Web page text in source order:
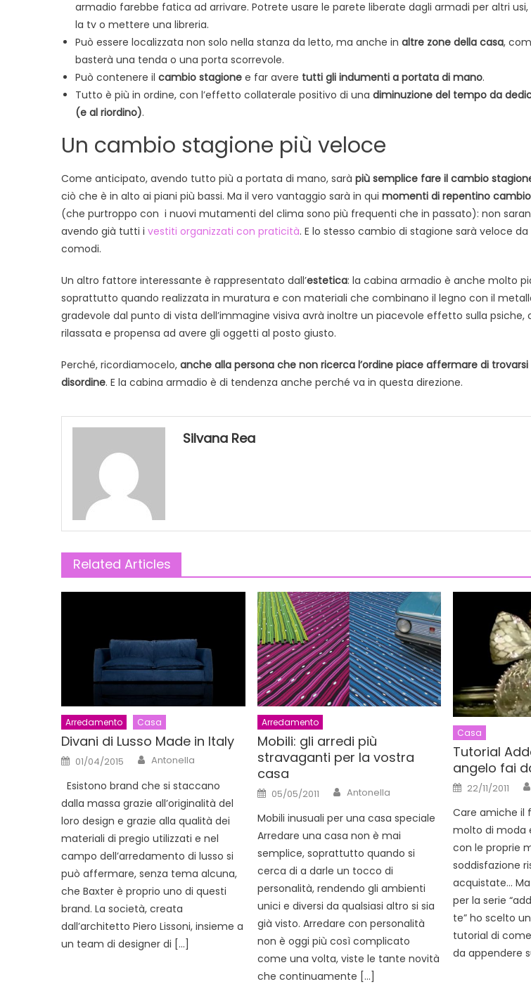
armadio farebbe fatica ad arrivare. Potrete usare le parete liberate dagli armadi per altri
la tv o mettere una libreria.
Può essere localizzata non solo nella stanza da letto, ma anche in altre zone della casa,
basterà una tenda o una porta scorrevole.
Può contenere il cambio stagione e far avere tutti gli indumenti a portata di mano.
Tutto è più in ordine, con l’effetto collaterale positivo di una diminuzione del tempo da
(e al riordino).
Un cambio stagione più veloce
Come anticipato, avendo tutto più a portata di mano, sarà più semplice fare il cambio
ciò che è in alto ai piani più bassi. Ma il vero vantaggio sarà in qui momenti di repentino
(che purtroppo con i nuovi mutamenti del clima sono più frequenti che in passato): non
avendo già tutti i vestiti organizzati con praticità. E lo stesso cambio di stagione sarà veloce
comodi.
Un altro fattore interessante è rappresentato dall’estetica: la cabina armadio è anche molto
soprattutto quando realizzata in muratura e con materiali che combinano il legno con il
gradevole dal punto di vista dell’immagine visiva avrà inoltre un piacevole effetto sulla psiche,
rilassata e propensa ad avere gli oggetti al posto giusto.
Perché, ricordiamocelo, anche alla persona che non ricerca l’ordine piace affermare di
disordine. E la cabina armadio è di tendenza anche perché va in questa direzione.
Silvana Rea
Related Articles
Arredamento Casa
Divani di Lusso Made in Italy
Posted
on
01/04/2015 Author
Antonella
Esistono brand che si staccano
dalla massa grazie all’originalità del
loro design e grazie alla qualità dei
materiali di pregio utilizzati e nel
campo dell’arredamento di lusso si
può affermare, senza tema alcuna,
che Baxter è proprio uno di questi
brand. La società, creata
dall’architetto Piero Lissoni, insieme a
un team di designer di […]
Arredamento
Mobili: gli arredi più
stravaganti per la vostra
casa
Posted
on
05/05/2011 Author
Antonella
Mobili inusuali per una casa speciale
Arredare una casa non è mai
semplice, soprattutto quando si
cerca di a darle un tocco di
personalità, rendendo gli ambienti
unici e diversi da qualsiasi altro si sia
già visto. Arredare con personalità
non è oggi più così complicato
come una volta, viste le tante novità
che continuamente […]
Casa
Tutorial
angelo fai
Posted
on
22/11/2011
Care amiche il
molto di moda
con le proprie
soddisfazione
acquistate…
per la serie
te” ho scelto
tutorial di
da appendere